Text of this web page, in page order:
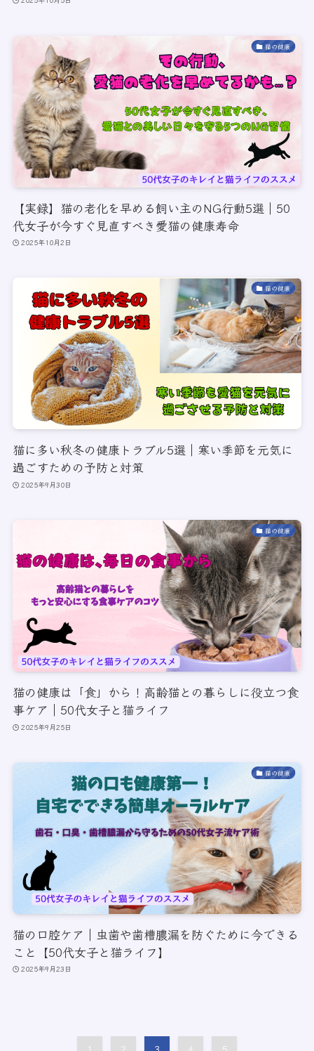
猫の健康
【実録】猫の老化を早める飼い主のNG行動5選｜50
代女子が今すぐ見直すべき愛猫の健康寿命
2025年10月2日
猫の健康
猫に多い秋冬の健康トラブル5選｜寒い季節を元気に
過ごすための予防と対策
2025年9月30日
猫の健康
猫の健康は「食」から！高齢猫との暮らしに役立つ食
事ケア｜50代女子と猫ライフ
2025年9月25日
猫の健康
猫の口腔ケア｜虫歯や歯槽膿漏を防ぐために今できる
こと【50代女子と猫ライフ】
2025年9月23日